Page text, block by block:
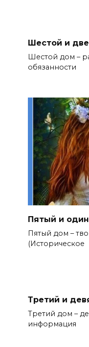
Шестой и
Шестой дом –
обязанности
Пятый и
Пятый дом –
(Историческое
Третий и
Третий дом –
информация